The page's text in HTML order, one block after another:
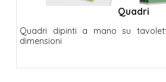
Quadri
Quadri dipinti a mano su
dimensioni